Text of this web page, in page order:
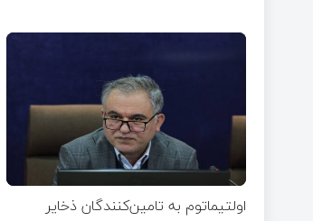
اولتیماتوم به تامین‌کنندگان ذخایر